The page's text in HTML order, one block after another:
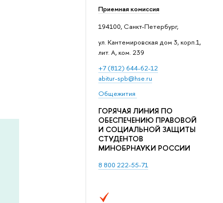
Приемная комиссия
194100, Санкт-Петербург,
ул. Кантемировская дом 3, корп.1,
лит. А, ком. 239
+7 (812) 644-62-12
abitur-spb@hse.ru
Общежития
ГОРЯЧАЯ ЛИНИЯ ПО
ОБЕСПЕЧЕНИЮ ПРАВОВОЙ
И СОЦИАЛЬНОЙ ЗАЩИТЫ
СТУДЕНТОВ
МИНОБРНАУКИ РОССИИ
8 800 222-55-71